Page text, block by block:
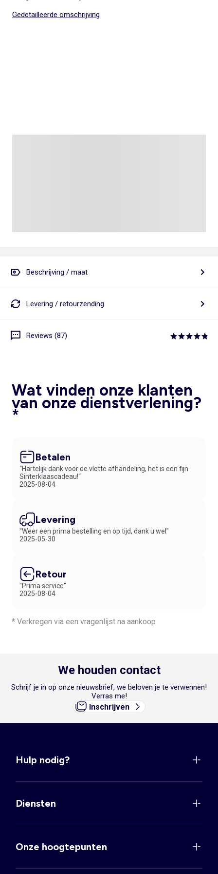
Gedetailleerde omschrijving
Beschrijving / maat
Levering / retourzending
Reviews (87)
Wat vinden onze klanten
van onze dienstverlening?
*
Betalen
“Hartelijk dank voor de vlotte afhandeling, het is een fijn
Sinterklaascadeau!“
2025-08-04
Levering
"Weer een prima bestelling en op tijd, dank u wel"
2025-05-30
Retour
"Prima service"
2025-08-04
* Verkregen via een vragenlijst na aankoop
We houden contact
Schrijf je in op onze nieuwsbrief, we beloven je te verwennen!
Verras me!
Inschrijven
Hulp nodig?
Diensten
Onze hoogtepunten